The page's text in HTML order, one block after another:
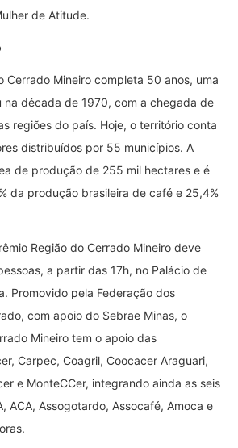
de Atitude.
Cerrado Mineiro completa 50 anos, uma
na década de 1970, com a chegada de
regiões do país. Hoje, o território conta
distribuídos por 55 municípios. A
de produção de 255 mil hectares e é
da produção brasileira de café e 25,4%
Região do Cerrado Mineiro deve
a partir das 17h, no Palácio de
Promovido pela Federação dos
com apoio do Sebrae Minas, o
Mineiro tem o apoio das
Carpec, Coagril, Coocacer Araguari,
e MonteCCer, integrando ainda as seis
ACA, Assogotardo, Assocafé, Amoca e